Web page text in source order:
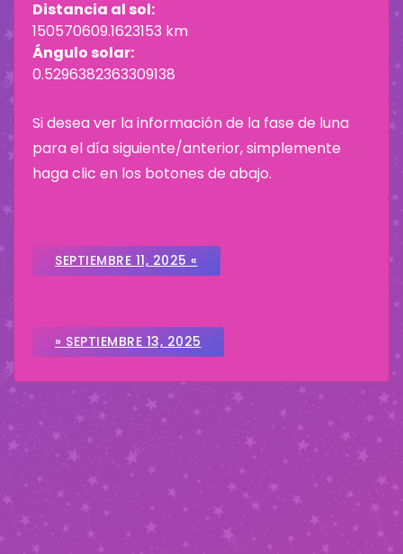
Distancia al sol:
150570609.1623153 km
Ángulo solar:
0.5296382363309138
Si desea ver la información de la fase de luna
para el día siguiente/anterior, simplemente
haga clic en los botones de abajo.
SEPTIEMBRE 11, 2025 «
» SEPTIEMBRE 13, 2025